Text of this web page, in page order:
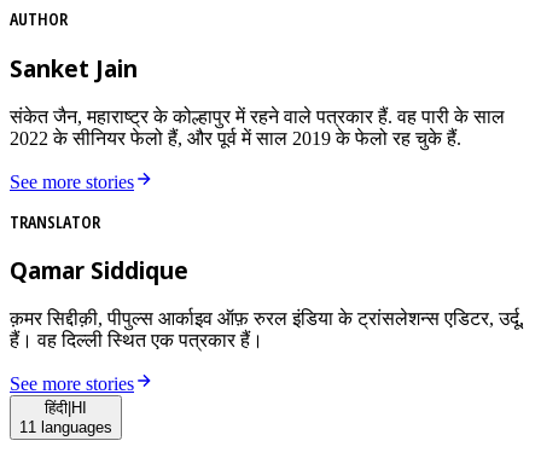
AUTHOR
Sanket Jain
संकेत जैन, महाराष्ट्र के कोल्हापुर में रहने वाले पत्रकार हैं. वह पारी के साल
2022 के सीनियर फेलो हैं, और पूर्व में साल 2019 के फेलो रह चुके हैं.
See more stories
TRANSLATOR
Qamar Siddique
क़मर सिद्दीक़ी, पीपुल्स आर्काइव ऑफ़ रुरल इंडिया के ट्रांसलेशन्स एडिटर, उर्दू,
हैं। वह दिल्ली स्थित एक पत्रकार हैं।
See more stories
हिंदी HI
11 languages